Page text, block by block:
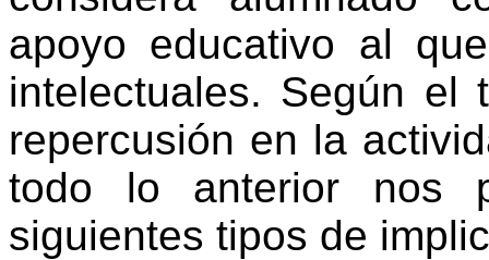
apoyo educativo al
intelectuales. Según
repercusión en la
todo lo anterior nos
siguientes tipos de